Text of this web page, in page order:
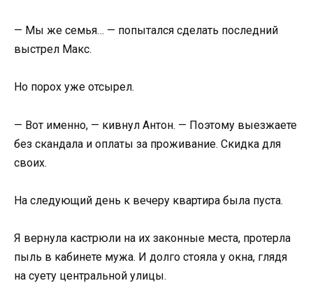
— Мы же семья… — попытался сделать последний
выстрел Макс.
Но порох уже отсырел.
— Вот именно, — кивнул Антон. — Поэтому выезжаете
без скандала и оплаты за проживание. Скидка для
своих.
На следующий день к вечеру квартира была пуста.
Я вернула кастрюли на их законные места, протерла
пыль в кабинете мужа. И долго стояла у окна, глядя
на суету центральной улицы.